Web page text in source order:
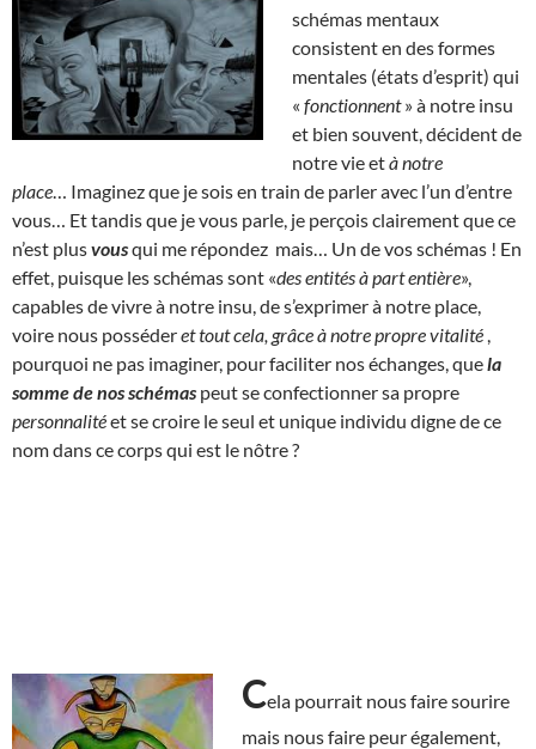
schémas mentaux
consistent en des formes
mentales (états d’esprit) qui
« fonctionnent» à notre insu
et bien souvent, décident de
notre vie età notre
place … Imaginez que je sois en train de parler avec l’un d’entre
vous… Et tandis que je vous parle, je perçois clairement que ce
n’est plusvousqui me répondez mais… Un de vos schémas ! En
effet, puisque les schémas sont «des entités à part entière»,
capables de vivre à notre insu, de s’exprimer à notre place,
voire nous posséderet tout cela, grâce à notre propre vitalité
pourquoi ne pas imaginer, pour faciliter nos échanges, quela
somme de nos schémas peut se confectionner sa propre
personnalitéet se croire le seul et unique individu digne de ce
nom dans ce corps qui est le nôtre ?
Cela pourrait nous faire sourire
mais nous faire peur également,